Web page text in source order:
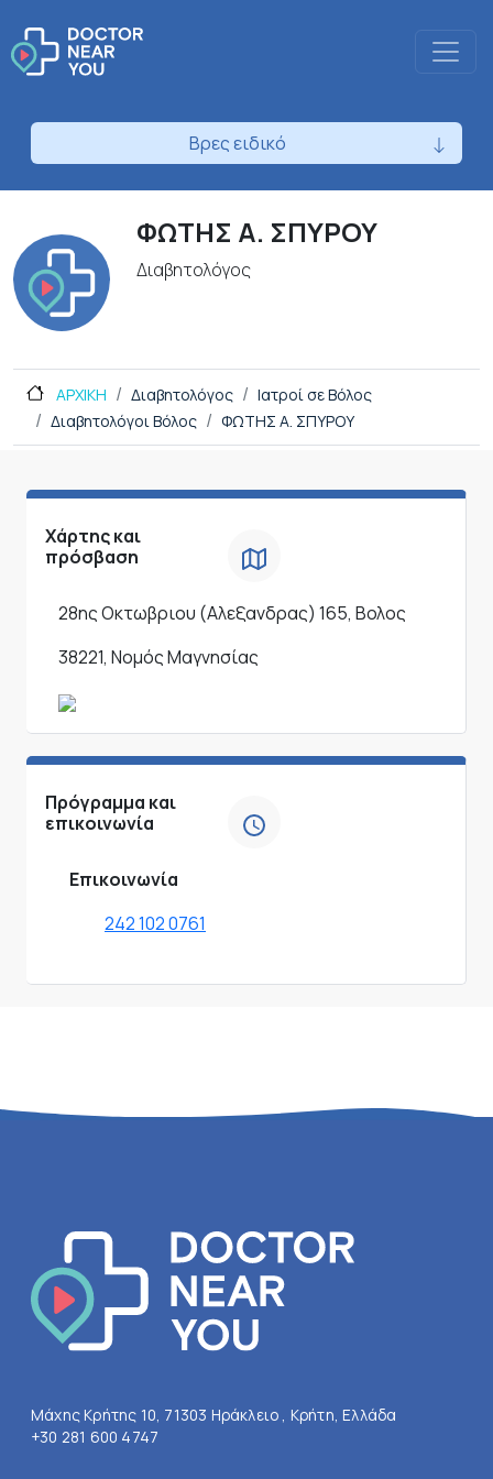
Βρες ειδικό
ΦΩΤΗΣ Α. ΣΠΥΡΟΥ
Διαβητολόγος
ΑΡΧΙΚΗ Διαβητολόγος
Ιατροί σε Βόλος
Διαβητολόγοι Βόλος
ΦΩΤΗΣ Α. ΣΠΥΡΟΥ
Χάρτης και
πρόσβαση
28ης Οκτωβριου (Αλεξανδρας) 165, Βολος
38221, Νομός Μαγνησίας
Πρόγραμμα και
επικοινωνία
Επικοινωνία
242 102 0761
Μάχης Κρήτης 10, 71303 Ηράκλειο , Κρήτη, Ελλάδα
+30 281 600 4747